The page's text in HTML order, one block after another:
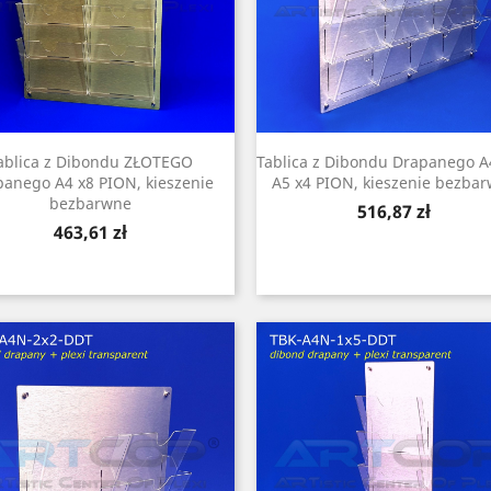
z Dibondu ZŁOTEGO
A4 x8 PION, kieszenie
bezbarwne
Cena
463,61 zł
Tablica z Dibondu Drapanego
A5 x4 PION, kieszenie
Cena
516,87 zł